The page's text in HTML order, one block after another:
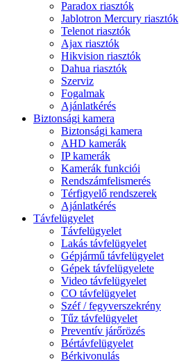
Paradox riasztók
Jablotron Mercury riasztók
Telenot riasztók
Ajax riasztók
Hikvision riasztók
Dahua riasztók
Szerviz
Fogalmak
Ajánlatkérés
Biztonsági kamera
Biztonsági kamera
AHD kamerák
IP kamerák
Kamerák funkciói
Rendszámfelismerés
Térfigyelő rendszerek
Ajánlatkérés
Távfelügyelet
Távfelügyelet
Lakás távfelügyelet
Gépjármű távfelügyelet
Gépek távfelügyelete
Video távfelügyelet
CO távfelügyelet
Széf / fegyverszekrény
Tűz távfelügyelet
Preventív járőrözés
Bértávfelügyelet
Bérkivonulás